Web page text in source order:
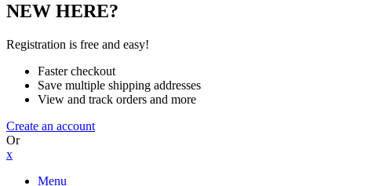
NEW HERE?
Registration is free and easy!
Faster checkout
Save multiple shipping addresses
View and track orders and more
Create an account
Or
x
Menu